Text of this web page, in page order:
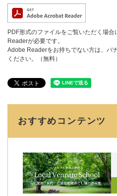
PDF形式のファイルをご覧いただく場
Readerが必要です。
Adobe Readerをお持ちでない方は、バ
ください。（無料）
おすすめコンテンツ